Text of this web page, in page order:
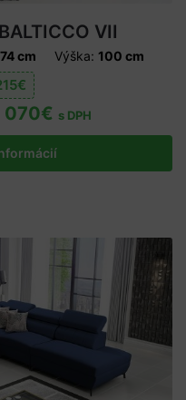
VII
cm Výška: 100 cm
€
070€ s DPH